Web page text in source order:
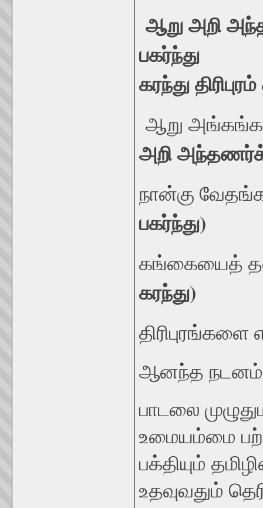
ஆறு அறி
கரந்து
ஆறு
அறி
நான்கு
பகர்ந்து)
கங்கையைத்
கரந்து)
திரிபுரங்களை
ஆனந்த நடனம்
பாடலை
உமையம்மை
பக்தியும்
உதவுவதும்